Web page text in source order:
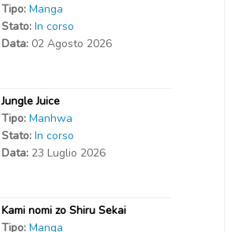
Tipo: Manga
Stato: In corso
Data: 02 Agosto 2026
Jungle Juice
Tipo: Manhwa
Stato: In corso
Data: 23 Luglio 2026
Kami nomi zo Shiru Sekai
Tipo: Manga